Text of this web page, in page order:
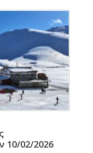
10/02/2026